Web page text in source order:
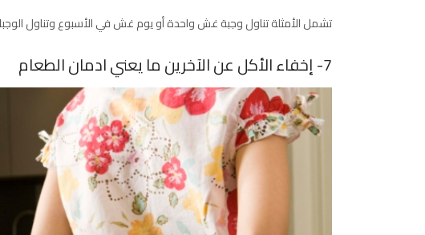
تشمل الأمثلة تناول وجبة غش واحدة أو يوم غش في الأسبوع وتناول
7- إخفاء الأكل عن الآخرين ما يعني ادمان الطعام